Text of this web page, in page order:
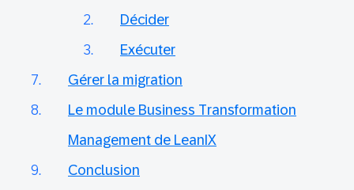
Décider
Exécuter
Gérer la migration
Le module Business Transformation
Management de LeanIX
Conclusion